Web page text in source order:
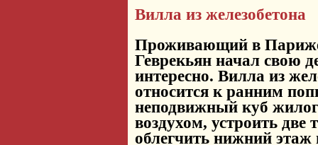
Вилла из железобетона
Проживающий в
Геврекьян начал свою
интересно. Вилла из
относится к ранним
неподвижный куб
воздухом, устроить две
облегчить нижний